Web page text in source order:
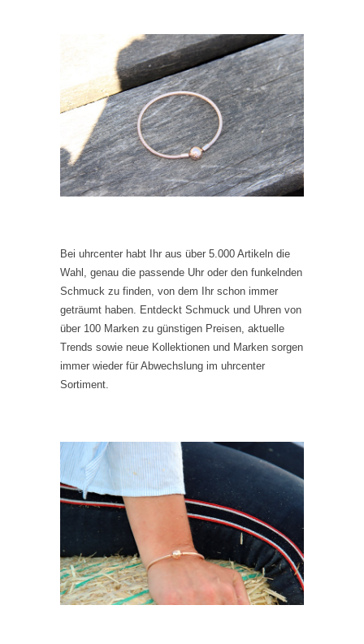
Bei uhrcenter habt Ihr aus über 5.000 Artikeln die
Wahl, genau die passende Uhr oder den funkelnden
Schmuck zu finden, von dem Ihr schon immer
geträumt haben. Entdeckt Schmuck und Uhren von
über 100 Marken zu günstigen Preisen, aktuelle
Trends sowie neue Kollektionen und Marken sorgen
immer wieder für Abwechslung im uhrcenter
Sortiment.